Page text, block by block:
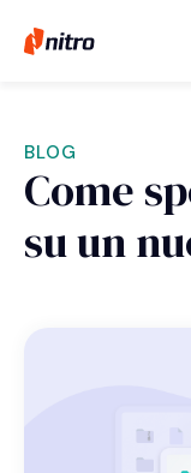
BLOG
Come
su un